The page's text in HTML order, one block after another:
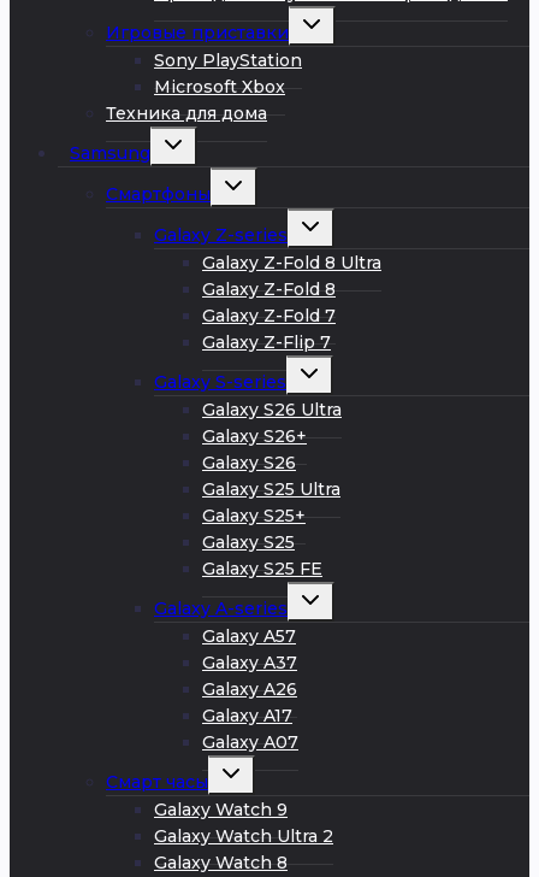
Игровые приставки
Развернуть
меню
Sony PlayStation
Microsoft Xbox
Техника для дома
Samsung
Развернуть
Смартфоны
Развернуть
Galaxy Z-series
Развернуть
меню
Galaxy Z-Fold 8 Ultra
Galaxy Z-Fold 8
Galaxy Z-Fold 7
Galaxy Z-Flip 7
Galaxy S-series
Развернуть
меню
Galaxy S26 Ultra
Galaxy S26+
Galaxy S26
Galaxy S25 Ultra
Galaxy S25+
Galaxy S25
Galaxy S25 FE
Galaxy A-series
Развернуть
меню
Galaxy A57
Galaxy A37
Galaxy A26
Galaxy A17
Galaxy A07
Смарт часы
Развернуть
меню
Galaxy Watch 9
Galaxy Watch Ultra 2
Galaxy Watch 8